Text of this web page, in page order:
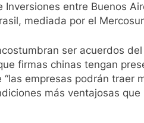
entre Buenos
mediada por el
ser acuerdos
firmas chinas tengan
empresas podrán traer
más ventajosas